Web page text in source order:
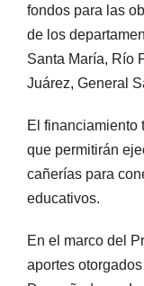
fondos para las
de los
Santa María, Río
Juárez, General
El financiamiento
que permitirán
cañerías para
educativos.
En el marco del
aportes